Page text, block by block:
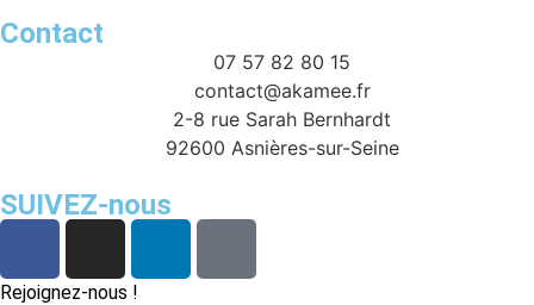
Contact
07 57 82 80 15
contact@akamee.fr
2-8 rue Sarah Bernhardt
92600 Asnières-sur-Seine
SUIVEZ-nous
Rejoignez-nous !